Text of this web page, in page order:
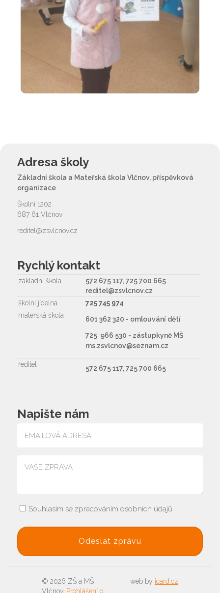
Adresa školy
Základní škola a Mateřská škola Vlčnov, příspěvková
organizace
Školní 1202
687 61 Vlčnov
reditel@zsvlcnov.cz
Rychlý kontakt
základní škola
572 675 117, 725 700 665
reditel@zsvlcnov.cz
školní jídelna
725 745 974
mateřská škola
601 362 320 - omlouvání dětí
725 966 530 - zástupkyně MŠ
ms.zsvlcnov@seznam.cz
ředitel 572 675 117, 725 700 665
Napište nám
Souhlasím se zpracováním osobních údajů
© 2026 ZŠ a MŠ
Vlčnov, Prohlášení o
web by icard.cz